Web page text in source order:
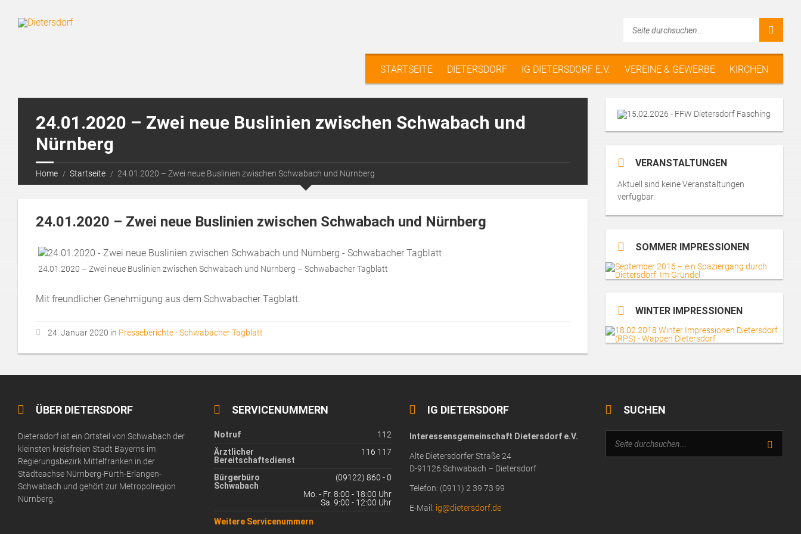
STARTSEITE DIETERSDORF IG DIETERSDORF E.V. VEREINE & GEWERBE KIRCHEN
24.01.2020 – Zwei neue Buslinien zwischen Schwabach und
Nürnberg
Home Startseite 24.01.2020 – Zwei neue Buslinien zwischen Schwabach und Nürnberg
24.01.2020 – Zwei neue Buslinien zwischen Schwabach und Nürnberg
24.01.2020 – Zwei neue Buslinien zwischen Schwabach und Nürnberg – Schwabacher Tagblatt
Mit freundlicher Genehmigung aus dem Schwabacher Tagblatt.
24. Januar 2020 in Presseberichte - Schwabacher Tagblatt
VERANSTALTUNGEN
Aktuell sind keine Veranstaltungen
verfügbar.
SOMMER IMPRESSIONEN
WINTER IMPRESSIONEN
ÜBER DIETERSDORF
Dietersdorf ist ein Ortsteil von Schwabach der
kleinsten kreisfreien Stadt Bayerns im
Regierungsbezirk Mittelfranken in der
Städteachse Nürnberg-Fürth-Erlangen-
Schwabach und gehört zur Metropolregion
Nürnberg.
SERVICENUMMERN
Notruf
112
Ärztlicher
Bereitschaftsdienst
116 117
Bürgerbüro
Schwabach
(09122) 860 - 0
Mo. - Fr. 8:00 - 18:00 Uhr
Sa. 9:00 - 12:00 Uhr
Weitere Servicenummern
IG DIETERSDORF
Interessensgemeinschaft Dietersdorf e.V.
Alte Dietersdorfer Straße 24
D-91126 Schwabach – Dietersdorf
Telefon: (0911) 2 39 73 99
E-Mail: ig@dietersdorf.de
SUCHEN